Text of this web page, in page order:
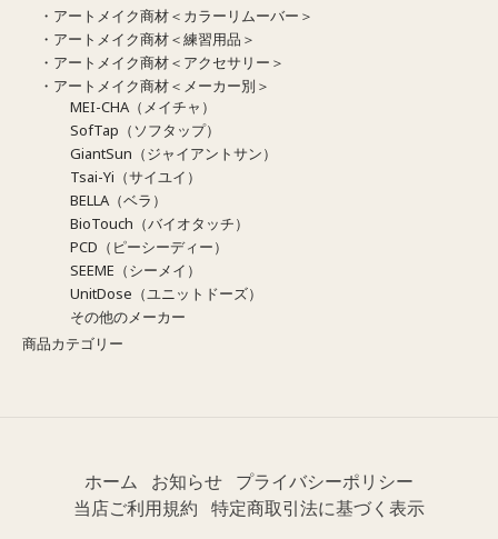
・アートメイク商材＜カラーリムーバー＞
・アートメイク商材＜練習用品＞
・アートメイク商材＜アクセサリー＞
・アートメイク商材＜メーカー別＞
MEI-CHA（メイチャ）
SofTap（ソフタップ）
GiantSun（ジャイアントサン）
Tsai-Yi（サイユイ）
BELLA（ベラ）
BioTouch（バイオタッチ）
PCD（ピーシーディー）
SEEME（シーメイ）
UnitDose（ユニットドーズ）
その他のメーカー
商品カテゴリー
ホーム お知らせ プライバシーポリシー
当店ご利用規約 特定商取引法に基づく表示